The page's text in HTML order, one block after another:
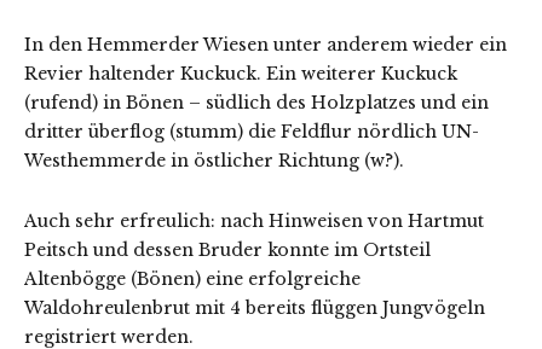
In den Hemmerder Wiesen unter anderem wieder ein
Revier haltender Kuckuck. Ein weiterer Kuckuck
(rufend) in Bönen – südlich des Holzplatzes und ein
dritter überflog (stumm) die Feldflur nördlich UN-
Westhemmerde in östlicher Richtung (w?).
Auch sehr erfreulich: nach Hinweisen von Hartmut
Peitsch und dessen Bruder konnte im Ortsteil
Altenbögge (Bönen) eine erfolgreiche
Waldohreulenbrut mit 4 bereits flüggen Jungvögeln
registriert werden.